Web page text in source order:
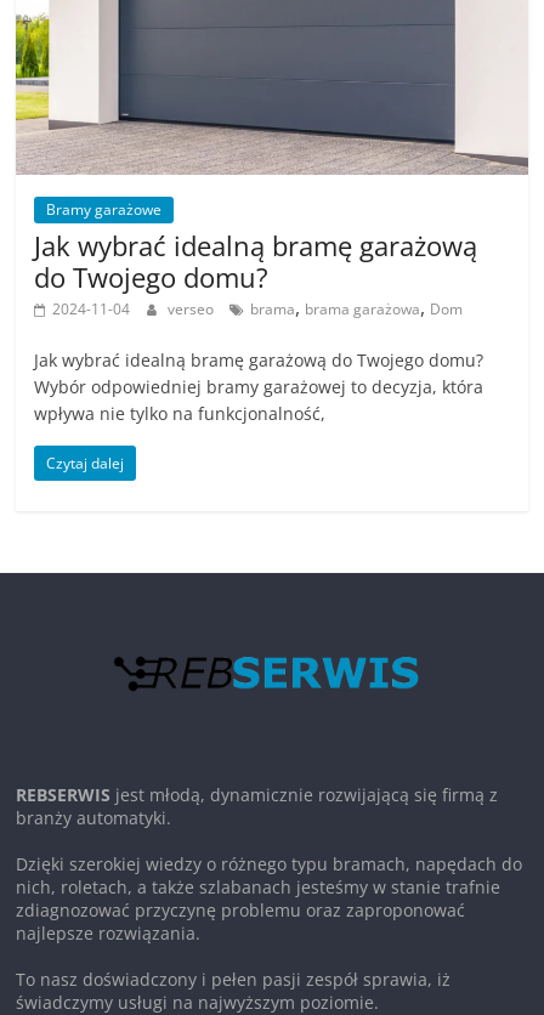
Bramy garażowe
Jak wybrać idealną bramę garażową
do Twojego domu?
2024-11-04 verseo brama, brama garażowa, Dom
Jak wybrać idealną bramę garażową do Twojego domu?
Wybór odpowiedniej bramy garażowej to decyzja, która
wpływa nie tylko na funkcjonalność,
Czytaj dalej
REBSERWIS jest młodą, dynamicznie rozwijającą się firmą z
branży automatyki.
Dzięki szerokiej wiedzy o różnego typu bramach, napędach do
nich, roletach, a także szlabanach jesteśmy w stanie trafnie
zdiagnozować przyczynę problemu oraz zaproponować
najlepsze rozwiązania.
To nasz doświadczony i pełen pasji zespół sprawia, iż
świadczymy usługi na najwyższym poziomie.